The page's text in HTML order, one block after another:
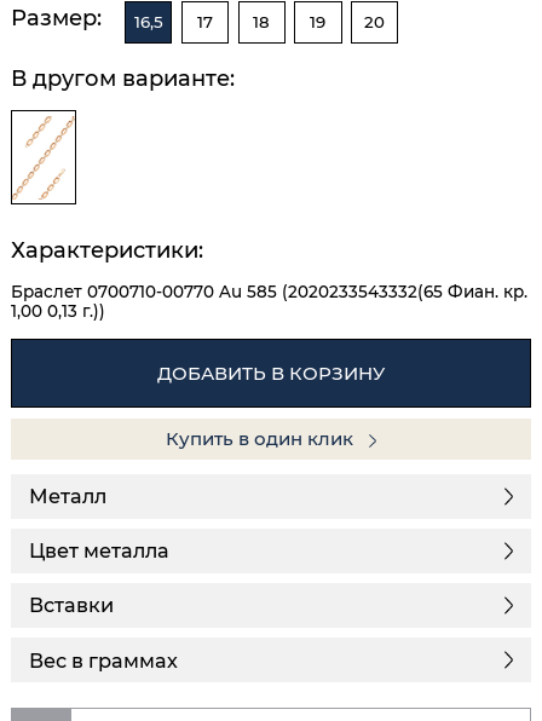
Размер: 16,5 17 18 19 20
В другом варианте:
Характеристики:
Браслет 0700710-00770 Au 585 (2020233543332(65 Фиан. кр.
1,00 0,13 г.))
ДОБАВИТЬ В КОРЗИНУ
Купить в один клик
Металл
Цвет металла
Вставки
Вес в граммах